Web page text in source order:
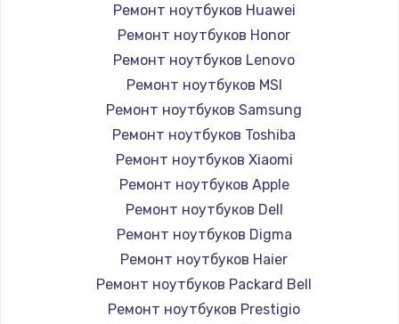
Ремонт ноутбуков Huawei
Ремонт ноутбуков Honor
Ремонт ноутбуков Lenovo
Ремонт ноутбуков MSI
Ремонт ноутбуков Samsung
Ремонт ноутбуков Toshiba
Ремонт ноутбуков Xiaomi
Ремонт ноутбуков Apple
Ремонт ноутбуков Dell
Ремонт ноутбуков Digma
Ремонт ноутбуков Haier
Ремонт ноутбуков Packard Bell
Ремонт ноутбуков Prestigio